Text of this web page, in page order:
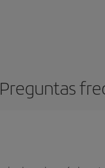
Preguntas